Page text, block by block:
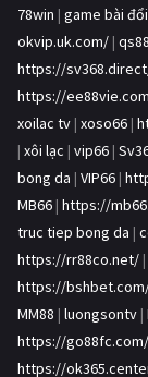
78win | game bài
okvip.uk.com/ | qs88
https://
https://
xoilac tv | xoso66 |
| xôi lạc | vip66 |
bong da | VIP66 |
MB66 | https://
truc tiep bong da |
https://rr88co.net/ |
https://
MM88 | luongsontv |
https://go88fc.com/
https://